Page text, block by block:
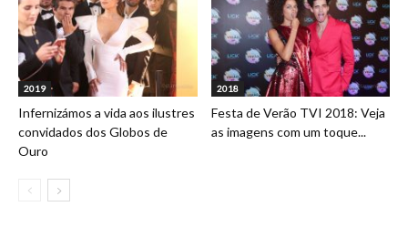
2019
Infernizámos a vida aos ilustres
convidados dos Globos de
Ouro
2018
Festa de Verão TVI 2018: Veja
as imagens com um toque...